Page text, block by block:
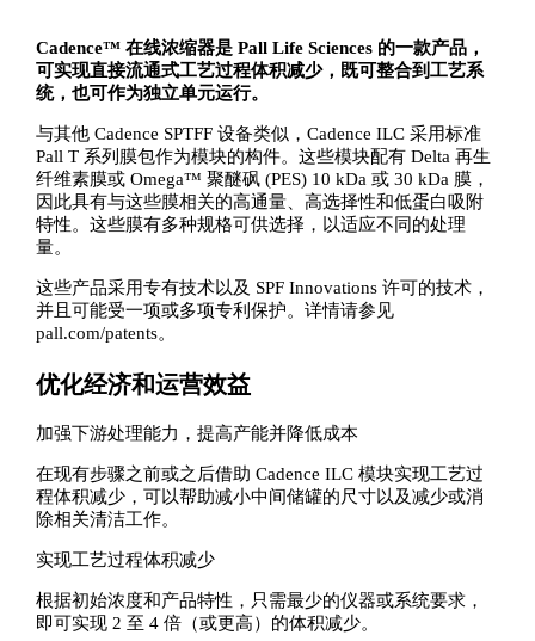
Cadence™ 在线浓缩器是 Pall Life Sciences 的一款产品，
可实现直接流通式工艺过程体积减少，既可整合到工艺系
统，也可作为独立单元运行。
与其他 Cadence SPTFF 设备类似，Cadence ILC 采用标准
Pall T 系列膜包作为模块的构件。这些模块配有 Delta 再生
纤维素膜或 Omega™ 聚醚砜 (PES) 10 kDa 或 30 kDa 膜，
因此具有与这些膜相关的高通量、高选择性和低蛋白吸附
特性。这些膜有多种规格可供选择，以适应不同的处理
量。
这些产品采用专有技术以及 SPF Innovations 许可的技术，
并且可能受一项或多项专利保护。详情请参见
pall.com/patents。
优化经济和运营效益
加强下游处理能力，提高产能并降低成本
在现有步骤之前或之后借助 Cadence ILC 模块实现工艺过
程体积减少，可以帮助减小中间储罐的尺寸以及减少或消
除相关清洁工作。
实现工艺过程体积减少
根据初始浓度和产品特性，只需最少的仪器或系统要求，
即可实现 2 至 4 倍（或更高）的体积减少。